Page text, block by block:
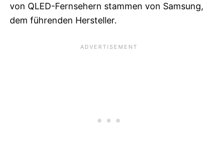
von QLED-Fernsehern stammen von Samsung,
dem führenden Hersteller.